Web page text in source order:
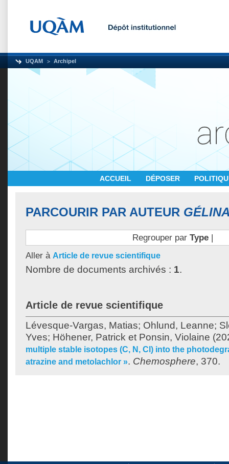
UQAM Archipel
ACCUEIL DÉPOSER
PARCOURIR PAR AUTEUR
Regrouper par Type|
Aller à Article de revue scientifique
Nombre de documents archivés : 1.
Article de revue scientifique
Lévesque-Vargas, Matias; Ohlund, Leanne;
Yves; Höhener, Patrick et Ponsin, Violaine
multiple stable isotopes (C, N, Cl) into the
atrazine and metolachlor ». Chemosphere, 370.